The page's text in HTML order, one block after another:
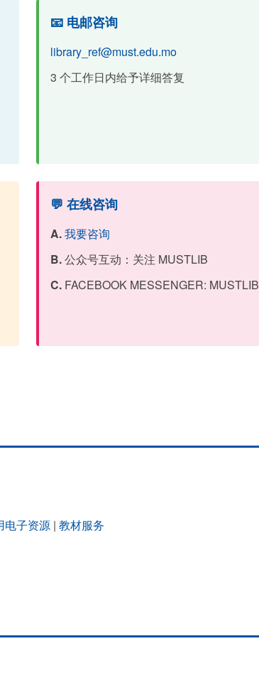
📧 电邮咨询
library_ref@must.edu.mo
3 个工作日内给予详细答复
💬 在线咨询
A.我要咨询
B.公众号互动：关注 MUSTLIB
C. FACEBOOK MESSENGER: MUSTLIB
电子资源 | 教材服务